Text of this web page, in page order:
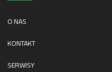
O NAS
KONTAKT
SERWISY